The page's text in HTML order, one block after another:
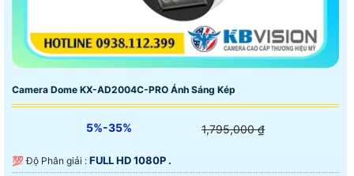
Camera Dome KX-AD2004C-PRO Ánh Sáng Kép
5%-35% 1,795,000 ₫
💯 Độ Phân giải : FULL HD 1080P .